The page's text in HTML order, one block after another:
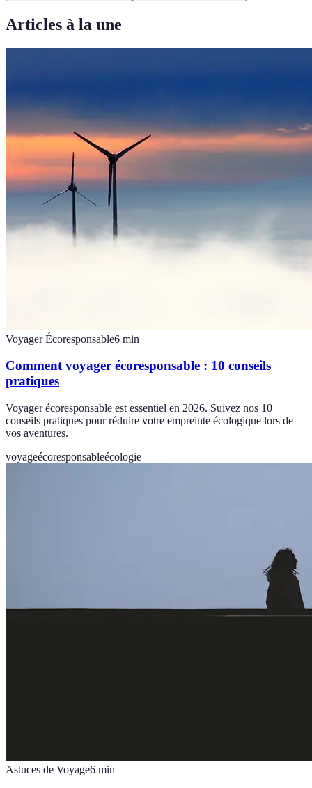
Articles à la une
Voyager Écoresponsable6 min
Comment voyager écoresponsable : 10 conseils
pratiques
Voyager écoresponsable est essentiel en 2026. Suivez nos 10
conseils pratiques pour réduire votre empreinte écologique lors de
vos aventures.
voyageécoresponsableécologie
Astuces de Voyage6 min